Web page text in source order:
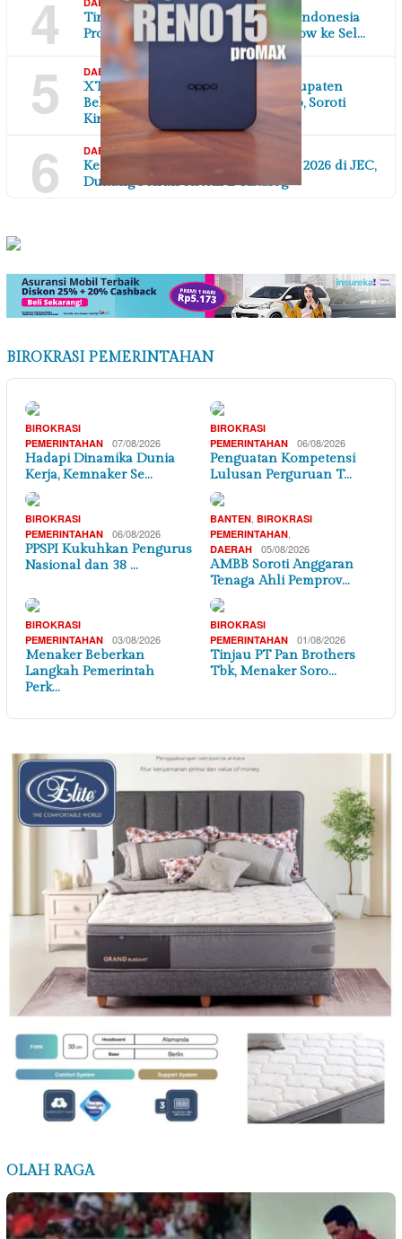
4
Tingkatkan Sinergitas, Ketua IWO Indonesia
Provinsi Yogyakarta Bakal Road Show ke Sel…
5 DAERAH,JAWA BARAT
XTC Sexyroad Indonesia DPC Kabupaten
Bekasi Gelar Aksi di Depan Pemkab, Soroti
Kinerj…
6 DAERAH,DI YOGYAKARTA
Ketua DPW IWOI DIY Hadiri GPFE 2026 di JEC,
Dukung Penuh Sistem E-Katalog
BIROKRASI PEMERINTAHAN
BIROKRASI
PEMERINTAHAN
07/08/2026
Hadapi Dinamika Dunia
Kerja, Kemnaker Se…
BIROKRASI
PEMERINTAHAN
06/08/2026
Penguatan Kompetensi
Lulusan Perguruan T…
BIROKRASI
PEMERINTAHAN
06/08/2026
PPSPI Kukuhkan Pengurus
Nasional dan 38 …
BANTEN, BIROKRASI
PEMERINTAHAN,
DAERAH 05/08/2026
AMBB Soroti Anggaran
Tenaga Ahli Pemprov…
BIROKRASI
PEMERINTAHAN
03/08/2026
Menaker Beberkan
Langkah Pemerintah
Perk…
BIROKRASI
PEMERINTAHAN
01/08/2026
Tinjau PT Pan Brothers
Tbk, Menaker Soro…
OLAH RAGA